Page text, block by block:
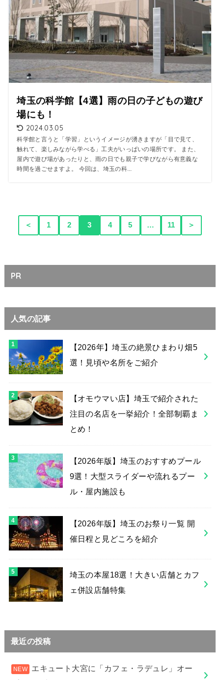
埼玉の科学館【4選】雨の日の子どもの遊び
場にも！
2024.03.05
科学館と言うと「学習」というイメージが湧きますが「目で見て、
触れて、楽しみながら学べる」工夫がいっぱいの場所です。 また、
屋内で遊び場があったりと、雨の日でも親子で学びながら有意義な
時間を過ごせますよ。 今回は、埼玉の科...
＜ 1 2 3 4 5 … 11 ＞
PR
人気の記事
【2026年】埼玉の絶景ひまわり畑5
選！見頃や名所をご紹介
【オモウマい店】埼玉で紹介された
注目の名店を一挙紹介！全部制覇ま
とめ！
【2026年版】埼玉のおすすめプール
9選！大型スライダーや流れるプー
ル・屋内施設も
【2026年版】埼玉のお祭り一覧 開
催日程と見どころを紹介
埼玉の本屋18選！大きい店舗とカフ
ェ併設店舗特集
最近の投稿
エキュート大宮に「カフェ・ラデュレ」オー